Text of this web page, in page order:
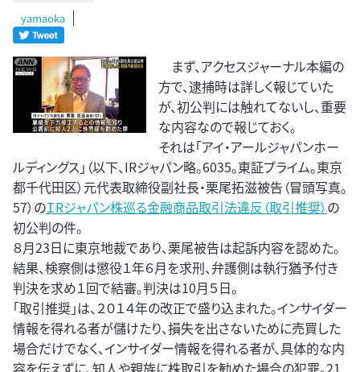
yamaoka
まず、アクセスジャーナル本編の
方で、逮捕時は詳しく報じていた
が、初公判には触れてないし、重要
な内容なので報じておく。
それは「アイ・アールジャパンホー
ルディングス」（以下、IRジャパン略。6035。東証プライム。東京
都千代田区）元代表取締役副社長・栗尾拓滋被告（冒頭写真。
57）のＩRジャパン株巡る金融商品取引法違反（取引推奨） の
初公判の件。
８月23日に東京地裁であり、栗尾被告は起訴内容を認めた。
結果、検察側は懲役１年６月を求刑、弁護側は執行猶予付き
判決を求め１回で結審。判決は10月５日。
「取引推奨」は、２０１４年の改正で盛り込まれた。インサイダー
情報を得れる者が儲けたり、損失を出さないために売買した
場合だけでなく、インサイダー情報を得れる者が、具体的な内